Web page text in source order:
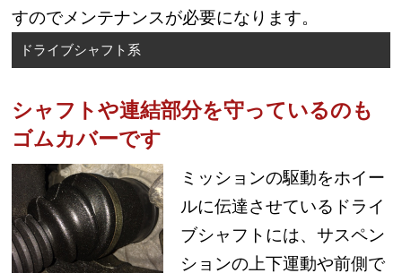
すのでメンテナンスが必要になります。
ドライブシャフト系
シャフトや連結部分を守っているのも
ゴムカバーです
ミッションの駆動をホイー
ルに伝達させているドライ
ブシャフトには、サスペン
ションの上下運動や前側で